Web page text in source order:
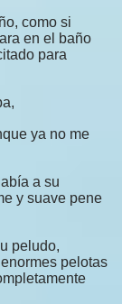
como si
en el baño
para
ya no me
a su
y suave pene
peludo,
pelotas